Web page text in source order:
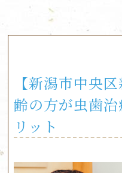
【新潟市中央
齢の方が虫歯
リット